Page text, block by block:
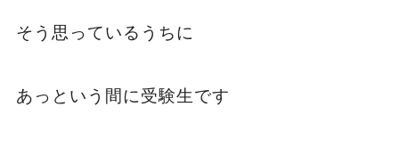
そう思っているうちに
あっという間に受験生です